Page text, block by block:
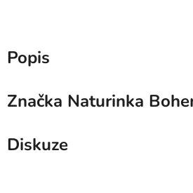
Popis
Značka Naturinka
Diskuze